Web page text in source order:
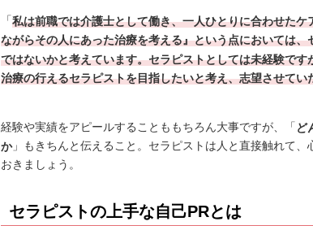
「私は前職では介護士として働き、一人ひとりに合わせた
ながらその人にあった治療を考える』という点においては
ではないかと考えています。セラピストとしては未経験で
治療の行えるセラピストを目指したいと考え、志望させてい
経験や実績をアピールすることももちろん大事ですが、「 ど
か」もきちんと伝えること。セラピストは人と直接触れて
おきましょう。
セラピストの上手な自己PRとは